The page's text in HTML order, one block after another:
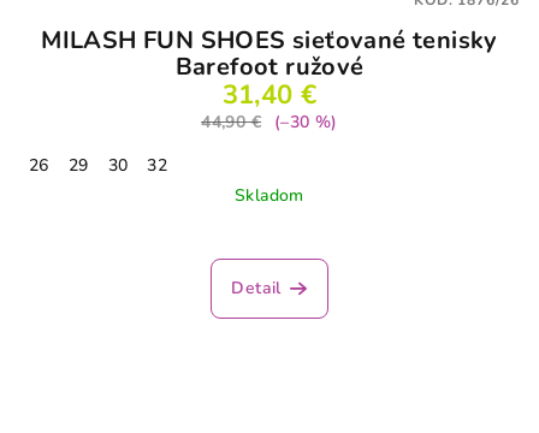
MILASH FUN SHOES sieťované tenisky
Barefoot ružové
31,40 €
44,90 €
(–30 %)
26
29 30
32
Skladom
hodnotenie
produktu
Detail